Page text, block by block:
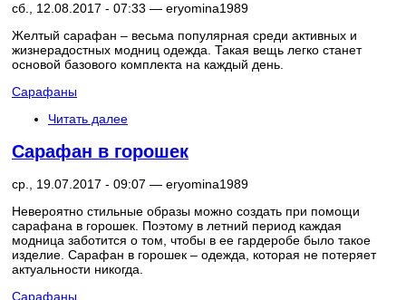
сб., 12.08.2017 - 07:33 — eryomina1989
Желтый сарафан – весьма популярная среди активных и
жизнерадостных модниц одежда. Такая вещь легко станет
основой базового комплекта на каждый день.
Сарафаны
Читать далее
Сарафан в горошек
ср., 19.07.2017 - 09:07 — eryomina1989
Невероятно стильные образы можно создать при помощи
сарафана в горошек. Поэтому в летний период каждая
модница заботится о том, чтобы в ее гардеробе было такое
изделие. Сарафан в горошек – одежда, которая не потеряет
актуальности никогда.
Сарафаны